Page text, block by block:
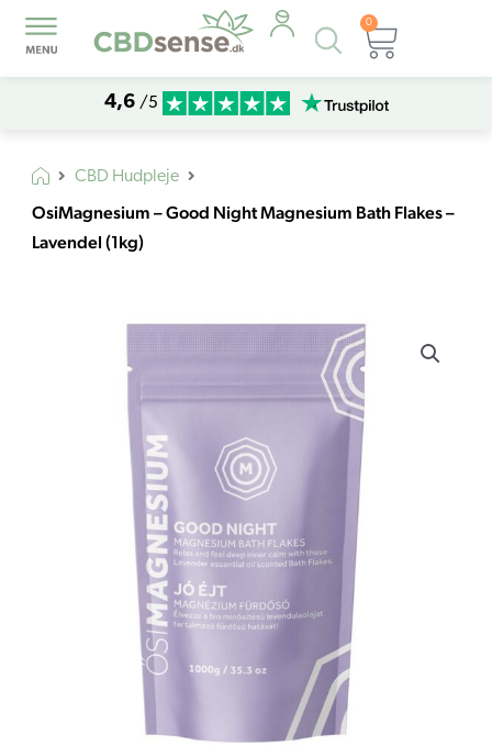
Products
search
0
Kurv
4,6 /5
CBD Hudpleje
OsiMagnesium – Good Night Magnesium Bath Flakes –
Lavendel (1kg)
OsiMagnesium